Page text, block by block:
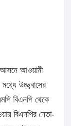
আসনে আওয়ামী
মধ্যে উচ্ছ্বাসের
বিএনপি থেকে
বিএনপির নেতা-